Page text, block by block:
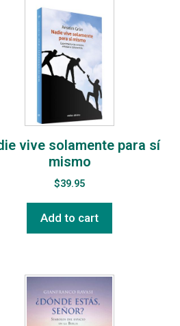
vive solamente para sí
mismo
$39.95
Add to cart